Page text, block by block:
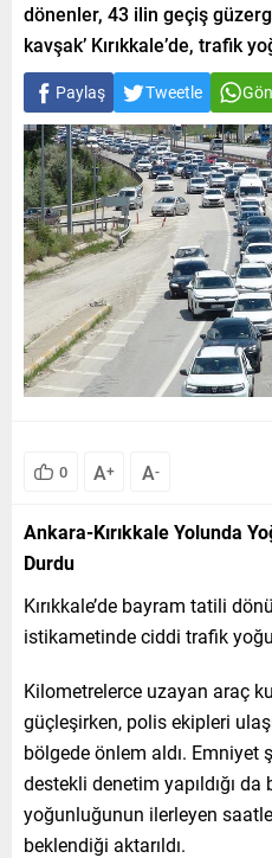
dönenler, 43 ilin geçiş
kavşak’ Kırıkkale’de, trafik
Paylaş Tweetle
0 A+ A-
Ankara-Kırıkkale Yolunda
Durdu
Kırıkkale’de bayram tatili
istikametinde ciddi trafik
Kilometrelerce uzayan araç
güçleşirken, polis ekipleri
bölgede önlem aldı. Emniyet
destekli denetim yapıldığı
yoğunluğunun ilerleyen
beklendiği aktarıldı.